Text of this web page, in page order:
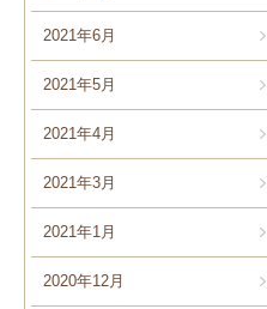
2021年6月
2021年5月
2021年4月
2021年3月
2021年1月
2020年12月